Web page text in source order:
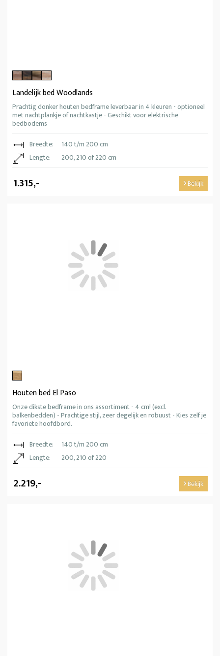
Landelijk bed Woodlands
Prachtig donker houten bedframe leverbaar in 4 kleuren - optioneel
met nachtplankje of nachtkastje - Geschikt voor elektrische
bedbodems
Breedte:
140 t/m 200 cm
Lengte:
200, 210 of 220 cm
1.315,- Bekijk
Houten bed El Paso
Onze dikste bedframe in ons assortiment - 4 cm! (excl.
balkenbedden) - Prachtige stijl, zeer degelijk en robuust - Kies zelf je
favoriete hoofdbord.
Breedte:
140 t/m 200 cm
Lengte:
200, 210 of 220
2.219,- Bekijk